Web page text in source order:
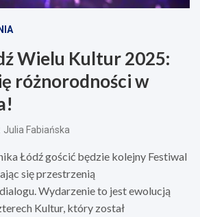
Wielu Kultur 2025:
różnorodności w
Julia Fabiańska
Łódź gościć będzie kolejny Festiwal
się przestrzenią
Wydarzenie to jest ewolucją
Kultur, który został